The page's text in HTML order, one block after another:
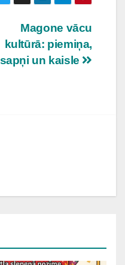
Magone vācu
kultūrā: piemiņa,
sapņi un kaisle